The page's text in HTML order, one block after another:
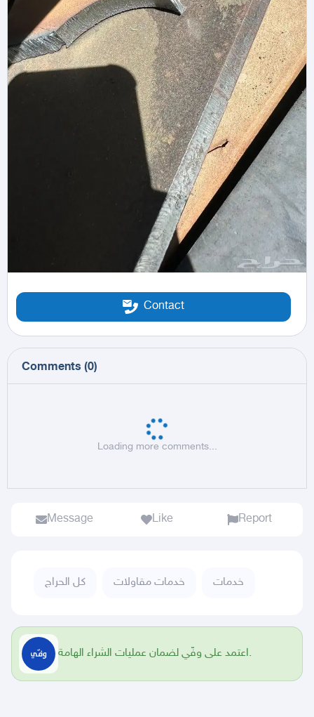
Contact
Comments (0)
Loading more comments...
Message Like Report
كل الحراج خدمات مقاولات خدمات
اعتمد على وفّي لضمان عمليات الشراء الهامة.